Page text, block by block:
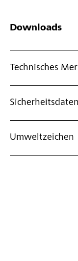
Downloads
Technisches
Umweltzeichen